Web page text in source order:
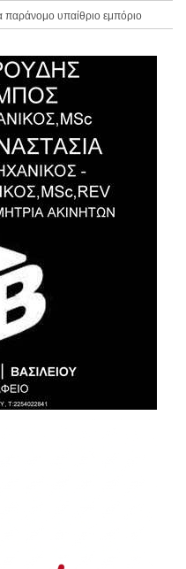
υπαίθριο εμπόριο